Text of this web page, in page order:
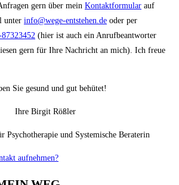
gern über mein Kontaktformular auf
unter info@wege-entstehen.de oder per
(hier ist auch ein Anrufbeantworter
gern für Ihre Nachricht an mich). Ich freue
Sie gesund und gut behütet!
Ihre Birgit Rößler
Psychotherapie und Systemische Beraterin
aufnehmen?